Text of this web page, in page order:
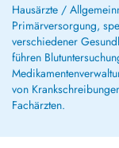
Hausärzte /
Primärversorgung,
verschiedener
führen
von
Fachärzten.